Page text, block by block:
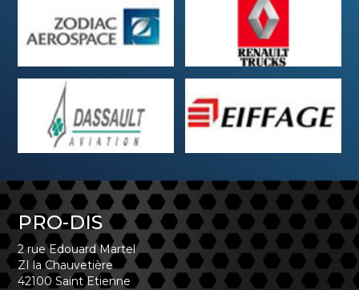
PRO-DIS
2 rue Edouard Martel
ZI la Chauvetière
42100 Saint Etienne